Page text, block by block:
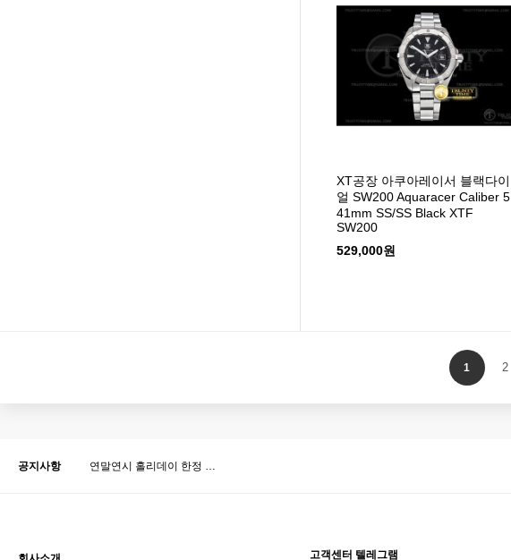
XT공장 아쿠아레이서 블랙다이
얼 SW200 Aquaracer Caliber 5
41mm SS/SS Black XTF
SW200
529,000원
1 2
공지사항 연말연시 홀리데이 한정 …
고객센터 텔레그램